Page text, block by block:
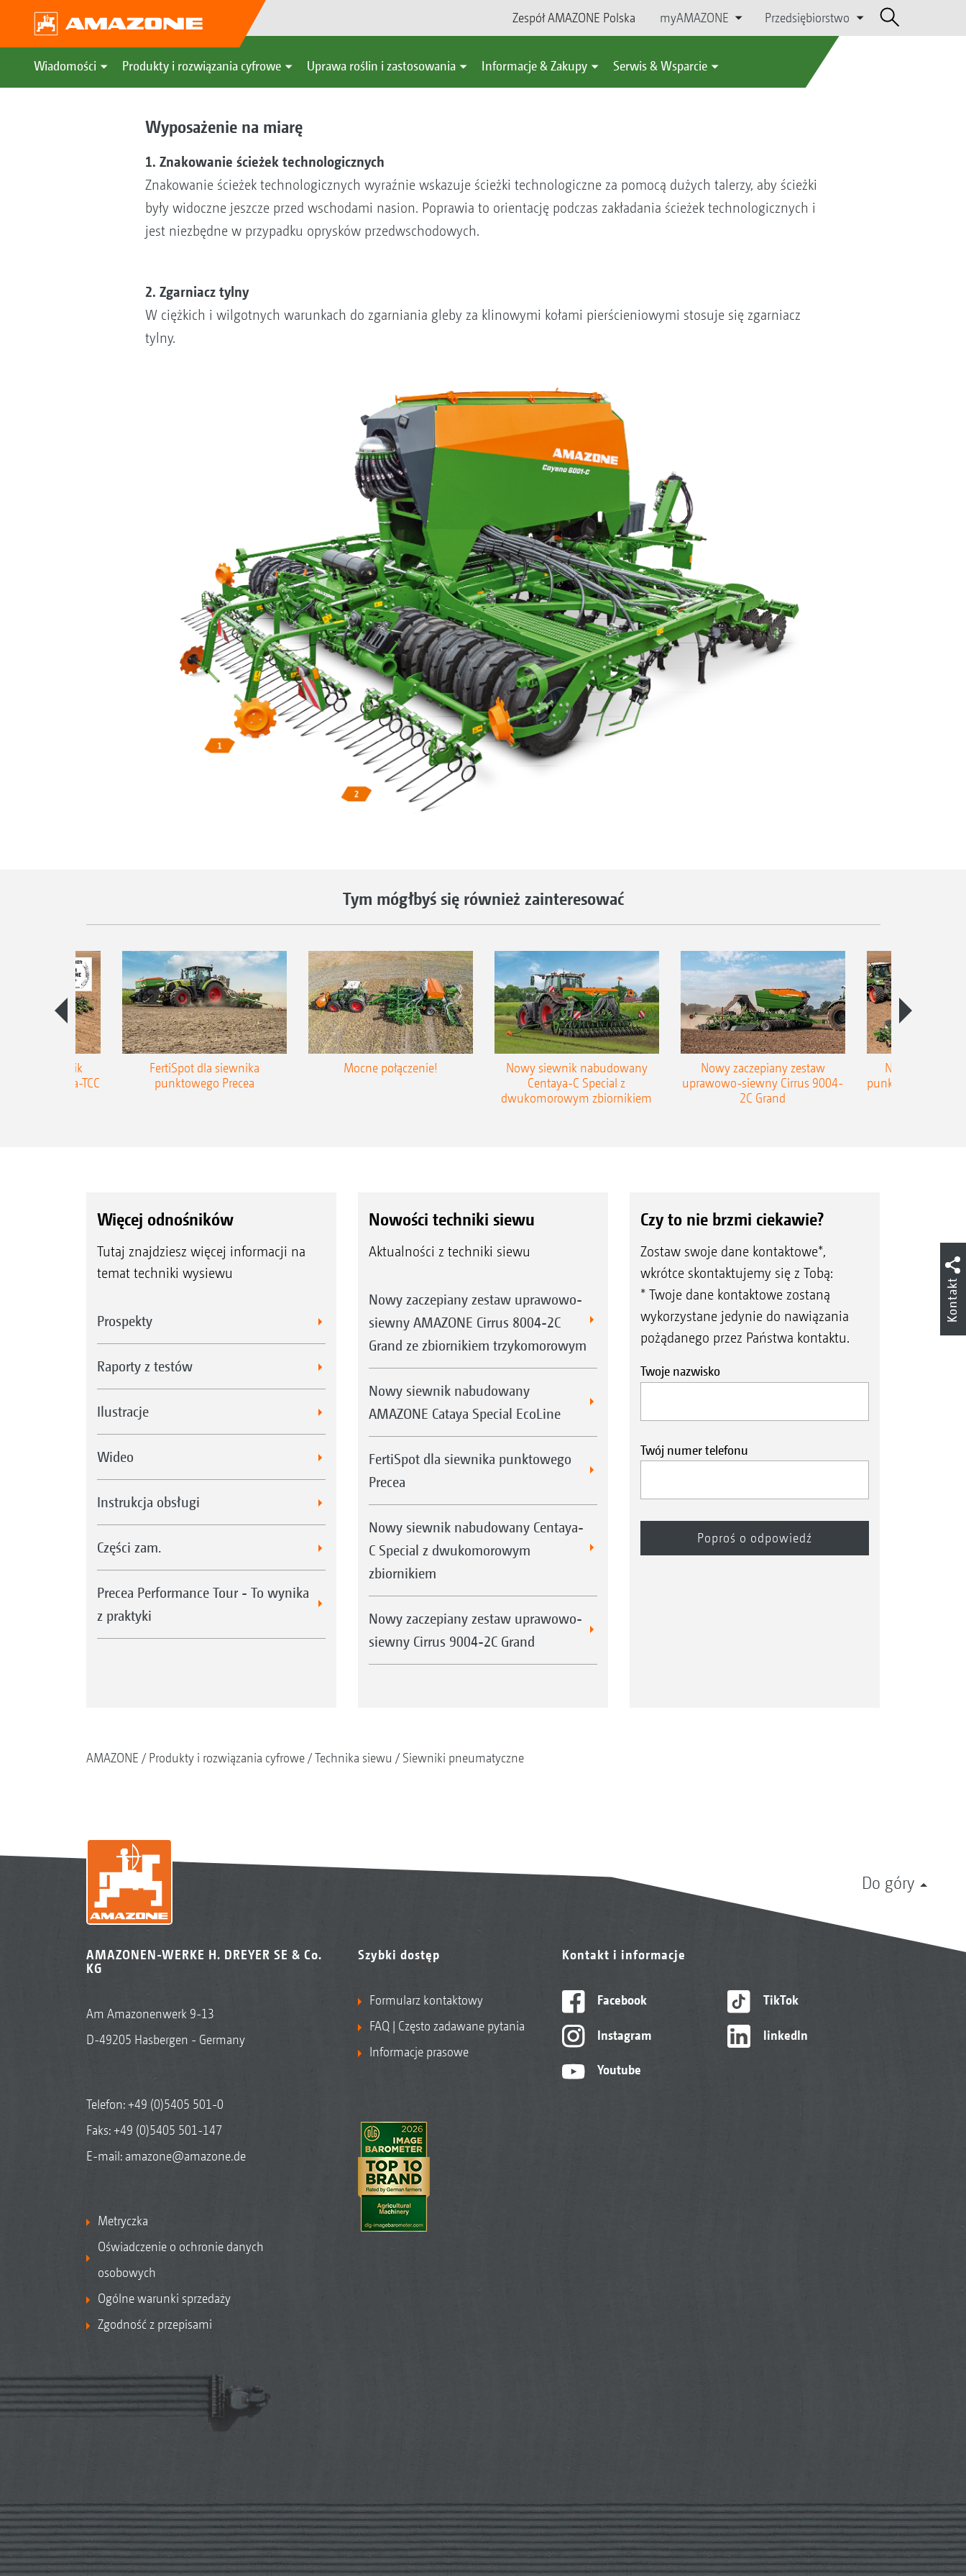
Zespół AMAZONE Polska myAMAZONE Przedsiębiorstwo
Wiadomości Produkty i rozwiązania cyfrowe Uprawa roślin i zastosowania Informacje & Zakupy Serwis & Wsparcie
Wyposażenie na miarę
1. Znakowanie ścieżek technologicznych
Znakowanie ścieżek technologicznych wyraźnie wskazuje ścieżki technologiczne za pomocą dużych talerzy, aby ścieżki
były widoczne jeszcze przed wschodami nasion. Poprawia to orientację podczas zakładania ścieżek technologicznych i
jest niezbędne w przypadku oprysków przedwschodowych.
2. Zgarniacz tylny
W ciężkich i wilgotnych warunkach do zgarniania gleby za klinowymi kołami pierścieniowymi stosuje się zgarniacz
tylny.
Tym mógłbyś się również zainteresować
siewnik
Precea-TCC
FertiSpot dla siewnika
punktowego Precea
Mocne połączenie!
Nowy siewnik nabudowany
Centaya-C Special z
dwukomorowym zbiornikiem
Nowy zaczepiany zestaw
uprawowo-siewny Cirrus 9004-
2C Grand
Nowy
punktowy
Więcej odnośników
Tutaj znajdziesz więcej informacji na
temat techniki wysiewu
Prospekty
Raporty z testów
Ilustracje
Wideo
Instrukcja obsługi
Części zam.
Precea Performance Tour - To wynika
z praktyki
Nowości techniki siewu
Aktualności z techniki siewu
Nowy zaczepiany zestaw uprawowo-
siewny AMAZONE Cirrus 8004-2C
Grand ze zbiornikiem trzykomorowym
Nowy siewnik nabudowany
AMAZONE Cataya Special EcoLine
FertiSpot dla siewnika punktowego
Precea
Nowy siewnik nabudowany Centaya-
C Special z dwukomorowym
zbiornikiem
Nowy zaczepiany zestaw uprawowo-
siewny Cirrus 9004-2C Grand
Czy to nie brzmi ciekawie?
Zostaw swoje dane kontaktowe*,
wkrótce skontaktujemy się z Tobą:
* Twoje dane kontaktowe zostaną
wykorzystane jedynie do nawiązania
pożądanego przez Państwa kontaktu.
Twoje nazwisko
Twój numer telefonu
AMAZONE Produkty i rozwiązania cyfrowe Technika siewu Siewniki pneumatyczne
Do góry
AMAZONEN-WERKE H. DREYER SE & Co.
KG
Am Amazonenwerk 9-13
D-49205 Hasbergen - Germany
Telefon:+49 (0)5405 501-0
Faks: +49 (0)5405 501-147
E-mail: amazone@amazone.de
Metryczka
Oświadczenie o ochronie danych
osobowych
Ogólne warunki sprzedaży
Zgodność z przepisami
Szybki dostęp
Formularz kontaktowy
FAQ | Często zadawane pytania
Informacje prasowe
Kontakt i informacje
Facebook
Instagram
Youtube
TikTok
linkedIn
Kontakt